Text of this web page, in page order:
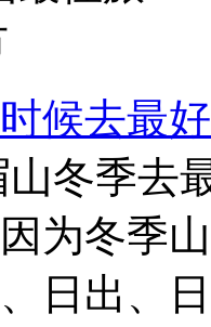
候去最
季去最
为冬季
日出、